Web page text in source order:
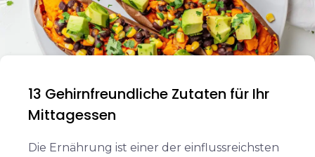
13 Gehirnfreundliche Zutaten für Ihr
Mittagessen
Die Ernährung ist einer der einflussreichsten